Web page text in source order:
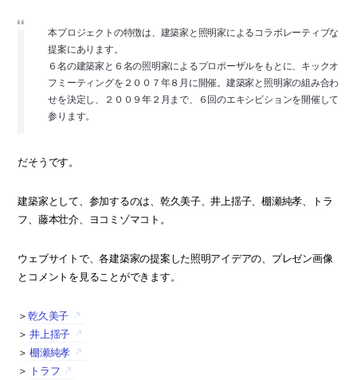
本プロジェクトの特徴は、建築家と照明家によるコラボレーティブな
提案にあります。
６名の建築家と６名の照明家によるプロポーザルをもとに、キックオ
フミーティングを２００７年８月に開催。建築家と照明家の組み合わ
せを決定し、２００９年２月まで、６回のエキシビションを開催して
参ります。
だそうです。
建築家として、参加するのは、乾久美子、井上揺子、棚瀬純孝、トラ
フ、藤本壮介、ヨコミゾマコト。
ウェブサイトで、各建築家の提案した照明アイデアの、プレゼン画像
とコメントを見ることができます。
＞乾久美子
＞ 井上揺子
＞ 棚瀬純孝
＞ トラフ